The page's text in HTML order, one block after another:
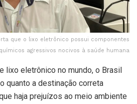
que o lixo eletrônico possui componentes
químicos agressivos nocivos à saúde humana
lixo eletrônico no mundo, o Brasil
quanto a destinação correta
haja prejuízos ao meio ambiente